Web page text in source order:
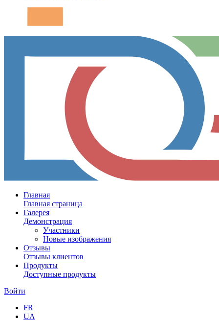
Главная
Главная страница
Галерея
Демонстрация
Участники
Новые изображения
Отзывы
Отзывы клиентов
Продукты
Доступные продукты
Войти
FR
UA